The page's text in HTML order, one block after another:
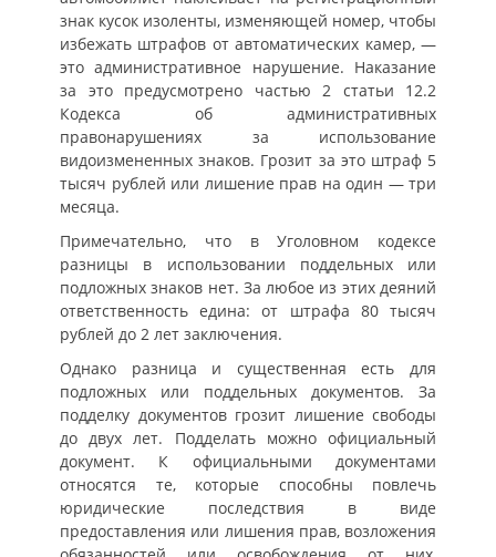
знак кусок изоленты, изменяющей номер, чтобы
избежать штрафов от автоматических камер, —
это административное нарушение. Наказание
за это предусмотрено частью 2 статьи 12.2
Кодекса об административных
правонарушениях за использование
видоизмененных знаков. Грозит за это штраф 5
тысяч рублей или лишение прав на один — три
месяца.
Примечательно, что в Уголовном кодексе
разницы в использовании поддельных или
подложных знаков нет. За любое из этих деяний
ответственность едина: от штрафа 80 тысяч
рублей до 2 лет заключения.
Однако разница и существенная есть для
подложных или поддельных документов. За
подделку документов грозит лишение свободы
до двух лет. Подделать можно официальный
документ. К официальными документами
относятся те, которые способны повлечь
юридические последствия в виде
предоставления или лишения прав, возложения